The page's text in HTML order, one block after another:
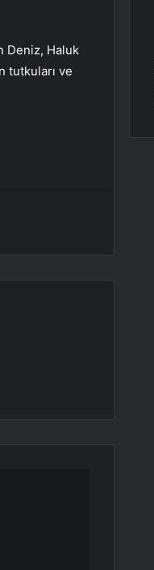
Deniz, Haluk
tutkuları ve